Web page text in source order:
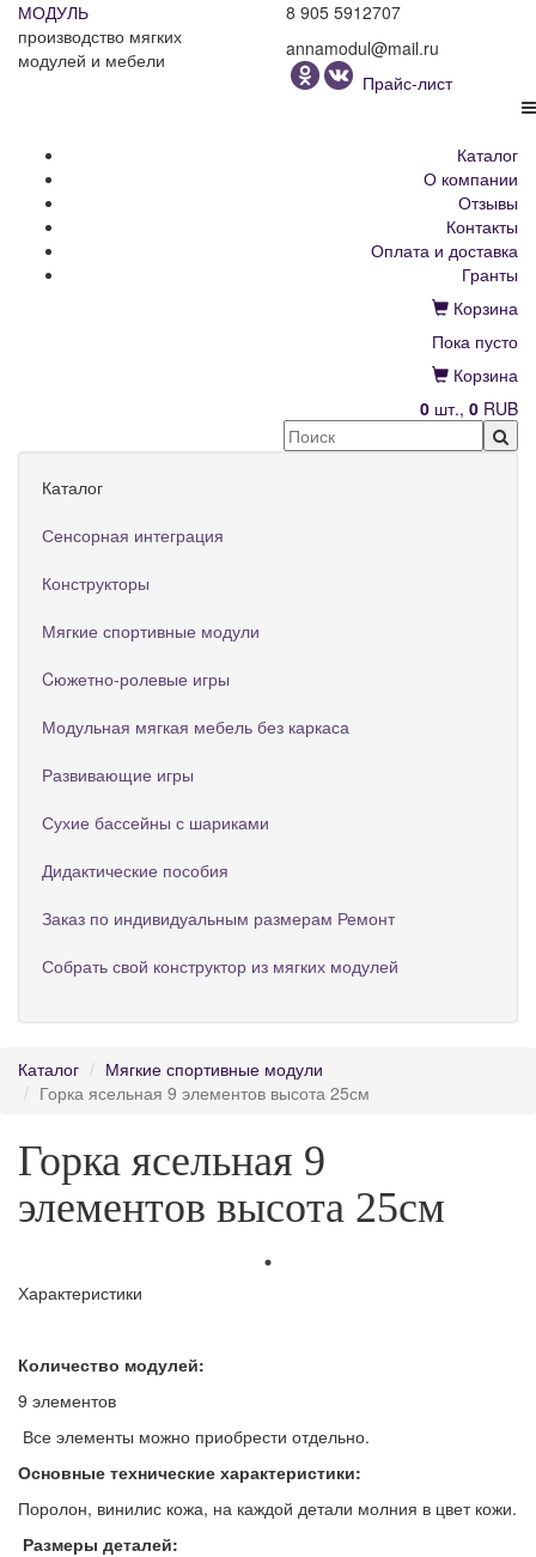
МОДУЛЬ
производство мягких
модулей и мебели
8 905 5912707
annamodul@mail.ru
Прайс-лист
Каталог
О компании
Отзывы
Контакты
Оплата и доставка
Гранты
Корзина
Пока пусто
Корзина
0 шт., 0 RUB
Каталог
Сенсорная интеграция
Конструкторы
Мягкие спортивные модули
Cюжетно-ролевые игры
Модульная мягкая мебель без каркаса
Развивающие игры
Сухие бассейны с шариками
Дидактические пособия
Заказ по индивидуальным размерам Ремонт
Собрать свой конструктор из мягких модулей
Каталог
Мягкие спортивные модули
Горка ясельная 9 элементов высота 25см
Горка ясельная 9
элементов высота 25см
Характеристики
Количество модулей:
9 элементов
Все элементы можно приобрести отдельно.
Основные технические характеристики:
Поролон, винилис кожа, на каждой детали молния в цвет кожи.
Размеры деталей: